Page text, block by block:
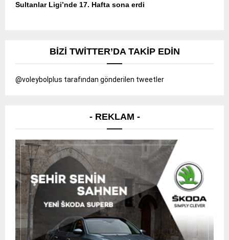
Sultanlar Ligi’nde 17. Hafta sona erdi
BIZI TWITTER’DA TAKIP EDIN
@voleybolplus tarafından gönderilen tweetler
- REKLAM -